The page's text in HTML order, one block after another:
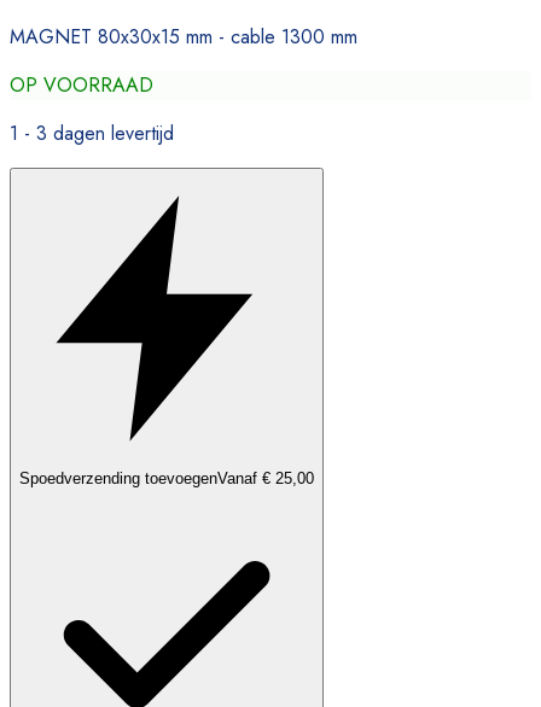
MAGNET 80x30x15 mm - cable 1300 mm
OP VOORRAAD
1 - 3 dagen levertijd
Spoedverzending toevoegenVanaf € 25,00